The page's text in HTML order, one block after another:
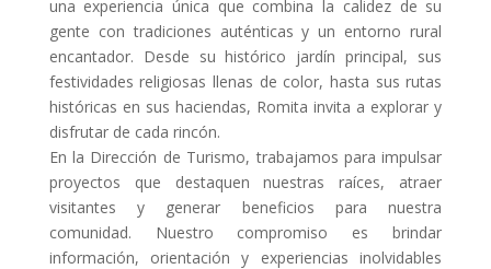
una experiencia única que combina la calidez de su
gente con tradiciones auténticas y un entorno rural
encantador. Desde su histórico jardín principal, sus
festividades religiosas llenas de color, hasta sus rutas
históricas en sus haciendas, Romita invita a explorar y
disfrutar de cada rincón.
En la Dirección de Turismo, trabajamos para impulsar
proyectos que destaquen nuestras raíces, atraer
visitantes y generar beneficios para nuestra
comunidad. Nuestro compromiso es brindar
información, orientación y experiencias inolvidables